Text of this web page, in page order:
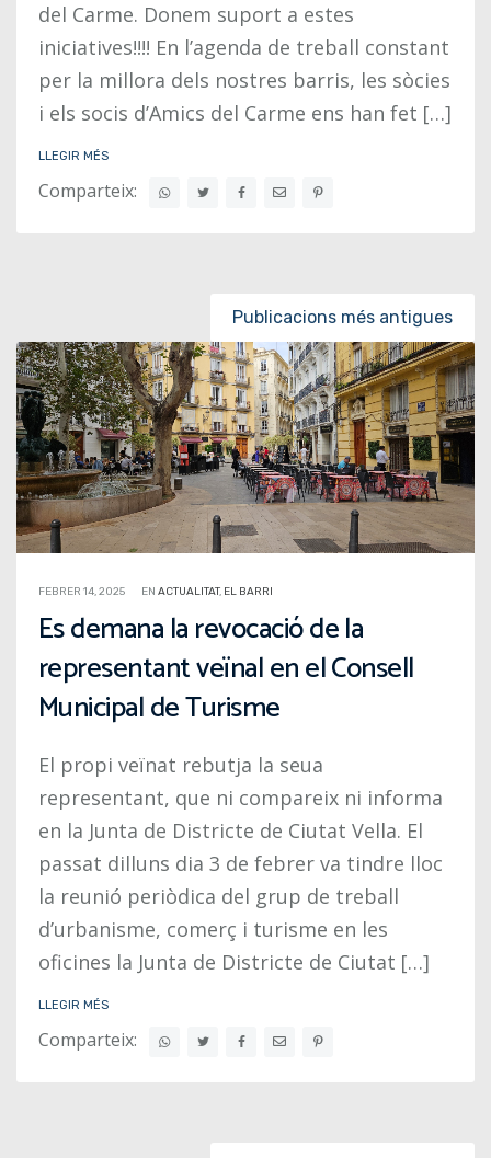
del Carme. Donem suport a estes
iniciatives!!!! En l’agenda de treball constant
per la millora dels nostres barris, les sòcies
i els socis d’Amics del Carme ens han fet […]
LLEGIR MÉS
Comparteix:
Publicacions més antigues
FEBRER 14, 2025 EN ACTUALITAT, EL BARRI
Es demana la revocació de la
representant veïnal en el Consell
Municipal de Turisme
El propi veïnat rebutja la seua
representant, que ni compareix ni informa
en la Junta de Districte de Ciutat Vella. El
passat dilluns dia 3 de febrer va tindre lloc
la reunió periòdica del grup de treball
d’urbanisme, comerç i turisme en les
oficines la Junta de Districte de Ciutat […]
LLEGIR MÉS
Comparteix: